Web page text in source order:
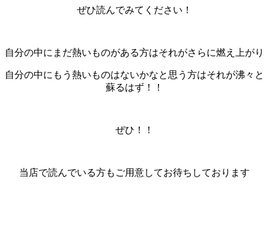
ぜひ読んでみてください！
自分の中にまだ熱いものがある方はそれがさらに燃え上がり
自分の中にもう熱いものはないかなと思う方はそれが沸々と
蘇るはず！！
ぜひ！！
当店で読んでいる方もご用意してお待ちしております